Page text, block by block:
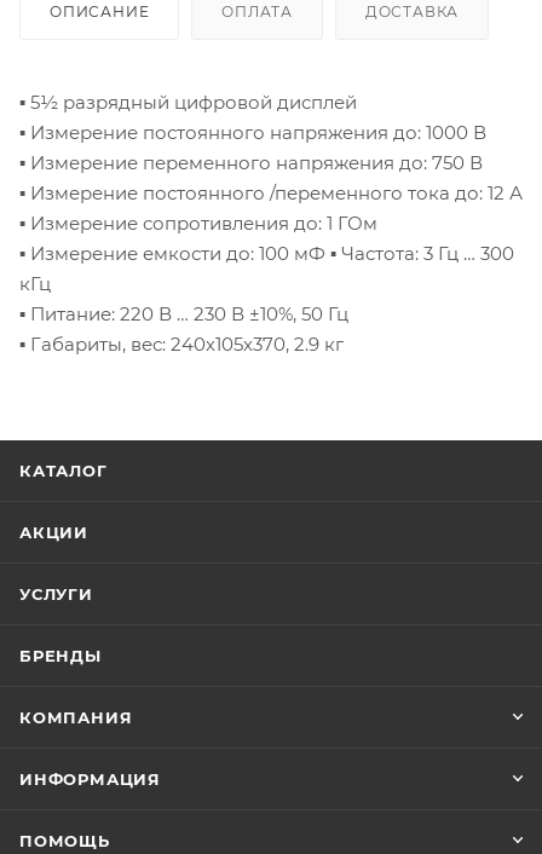
ОПИСАНИЕ ОПЛАТА ДОСТАВКА
▪ 5½ разрядный цифровой дисплей
▪ Измерение постоянного напряжения до: 1000 В
▪ Измерение переменного напряжения до: 750 В
▪ Измерение постоянного /переменного тока до: 12 А
▪ Измерение сопротивления до: 1 ГОм
▪ Измерение емкости до: 100 мФ ▪ Частота: 3 Гц … 300
кГц
▪ Питание: 220 В … 230 В ±10%, 50 Гц
▪ Габариты, вес: 240х105х370, 2.9 кг
КАТАЛОГ
АКЦИИ
УСЛУГИ
БРЕНДЫ
КОМПАНИЯ
ИНФОРМАЦИЯ
ПОМОЩЬ